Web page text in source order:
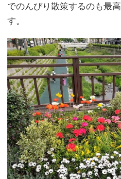
でのんびり散策するのも最高
す。